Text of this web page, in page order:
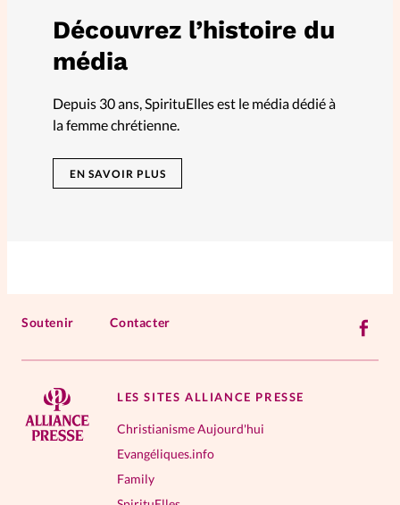
Découvrez l’histoire du
média
Depuis 30 ans, SpirituElles est le média dédié à
la femme chrétienne.
EN SAVOIR PLUS
Soutenir Contacter
LES SITES ALLIANCE PRESSE
Christianisme Aujourd'hui
Evangéliques.info
Family